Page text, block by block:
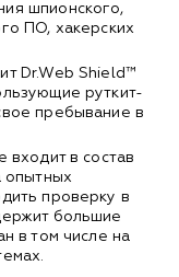
шпионского,
ПО, хакерских
Dr.Web Shield™
руткит-
пребывание в
входит в состав
опытных
проверку в
большие
в том числе на